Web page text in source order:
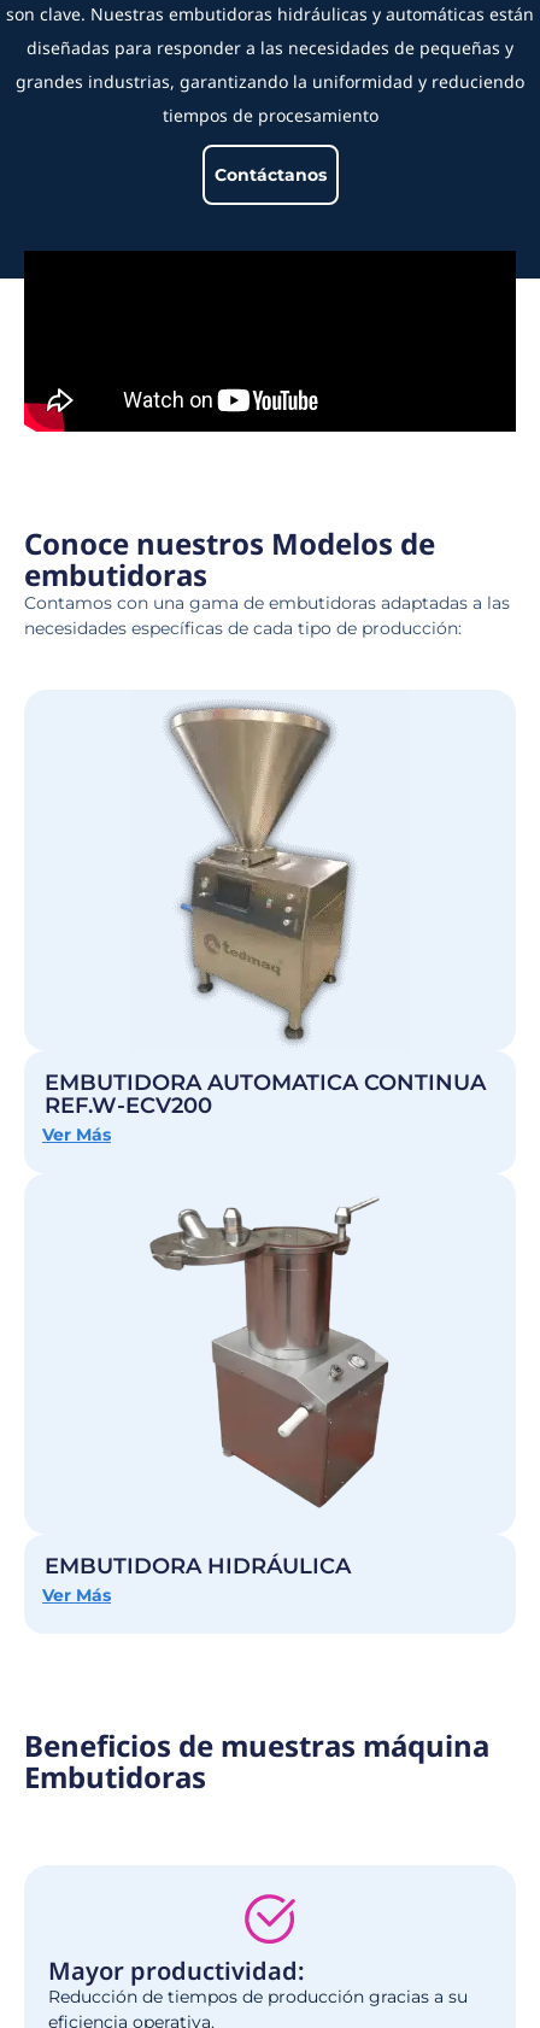
son clave. Nuestras embutidoras hidráulicas y automáticas están
diseñadas para responder a las necesidades de pequeñas y
grandes industrias, garantizando la uniformidad y reduciendo
tiempos de procesamiento
Contáctanos
Conoce nuestros Modelos de
embutidoras
Contamos con una gama de embutidoras adaptadas a las
necesidades específicas de cada tipo de producción:
EMBUTIDORA AUTOMATICA CONTINUA
REF.W-ECV200
Ver Más
EMBUTIDORA HIDRÁULICA
Ver Más
Beneficios de muestras máquina
Embutidoras
Mayor productividad:
Reducción de tiempos de producción gracias a su
eficiencia operativa.